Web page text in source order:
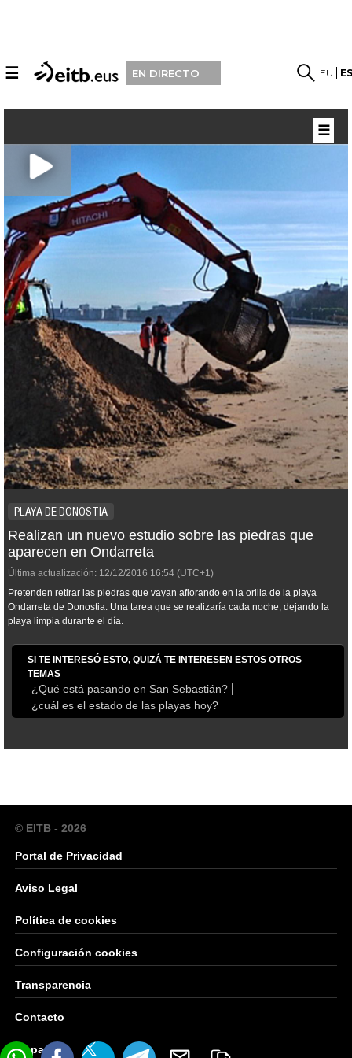
☰ EN DIRECTO EU
PLAYA DE DONOSTIA
Realizan un nuevo estudio sobre las piedras que
aparecen en Ondarreta
Última actualización: 12/12/2016 16:54 (UTC+1)
Pretenden retirar las piedras que vayan aflorando en la orilla de la playa
Ondarreta de Donostia. Una tarea que se realizaría cada noche, dejando la
playa limpia durante el día.
SI TE INTERESÓ ESTO, QUIZÁ TE INTERESEN ESTOS OTROS
TEMAS
¿Qué está pasando en San Sebastián?
¿cuál es el estado de las playas hoy?
☰
© EITB - 2026
Portal de Privacidad
Aviso Legal
Política de cookies
Configuración cookies
Transparencia
Contacto
Mapa Web